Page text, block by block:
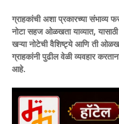
ग्राहकांची अशा प्रकारच्या संभाव्य
नोटा सहज ओळखता याव्यात,
खऱ्या नोटेची वैशिष्ट्ये आणि ती
ग्राहकांनी पुढील वेळी व्यवहार
आहे.